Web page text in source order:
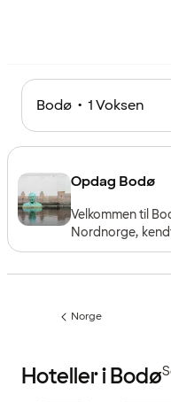
Bodø • 1 Voksen
Opdag Bodø
Velkommen til
Nordnorge,
fodboldklubben
Forrige
Norge
Hoteller i Bodø